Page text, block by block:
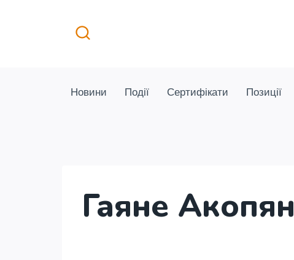
Новини Події Сертифікати Позиції
Гаяне Акопян